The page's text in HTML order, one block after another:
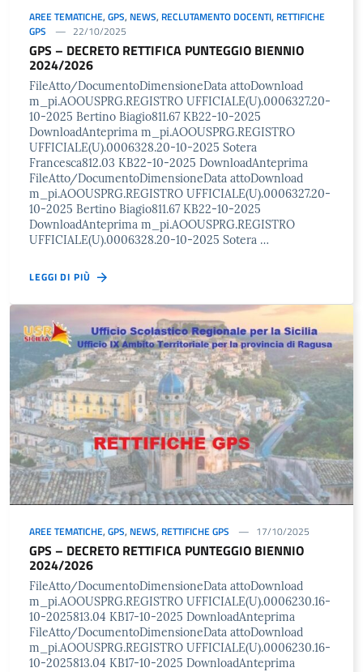
AREE TEMATICHE, GPS, NEWS, RECLUTAMENTO DOCENTI, RETTIFICHE
GPS
22/10/2025
GPS – DECRETO RETTIFICA PUNTEGGIO BIENNIO
2024/2026
FileAtto/DocumentoDimensioneData attoDownload
m_pi.AOOUSPRG.REGISTRO UFFICIALE(U).0006327.20-
10-2025 Bertino Biagio811.67 KB22-10-2025
DownloadAnteprima m_pi.AOOUSPRG.REGISTRO
UFFICIALE(U).0006328.20-10-2025 Sotera
Francesca812.03 KB22-10-2025 DownloadAnteprima
FileAtto/DocumentoDimensioneData attoDownload
m_pi.AOOUSPRG.REGISTRO UFFICIALE(U).0006327.20-
10-2025 Bertino Biagio811.67 KB22-10-2025
DownloadAnteprima m_pi.AOOUSPRG.REGISTRO
UFFICIALE(U).0006328.20-10-2025 Sotera …
LEGGI DI PIÙ
AREE TEMATICHE, GPS, NEWS, RETTIFICHE GPS 17/10/2025
GPS – DECRETO RETTIFICA PUNTEGGIO BIENNIO
2024/2026
FileAtto/DocumentoDimensioneData attoDownload
m_pi.AOOUSPRG.REGISTRO UFFICIALE(U).0006230.16-
10-2025813.04 KB17-10-2025 DownloadAnteprima
FileAtto/DocumentoDimensioneData attoDownload
m_pi.AOOUSPRG.REGISTRO UFFICIALE(U).0006230.16-
10-2025813.04 KB17-10-2025 DownloadAnteprima